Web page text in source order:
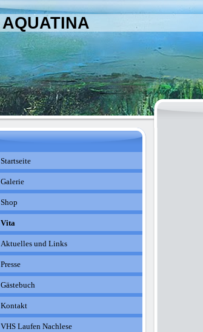
AQUATINA
Startseite
Galerie
Shop
Vita
Aktuelles und Links
Presse
Gästebuch
Kontakt
VHS Laufen Nachlese